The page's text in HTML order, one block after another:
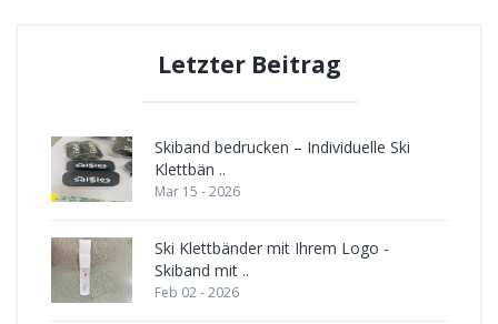
Letzter Beitrag
Skiband bedrucken – Individuelle Ski
Klettbän ..
Mar 15 - 2026
Ski Klettbänder mit Ihrem Logo -
Skiband mit ..
Feb 02 - 2026